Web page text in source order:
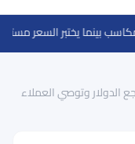
الدولار وتوصي العملاء